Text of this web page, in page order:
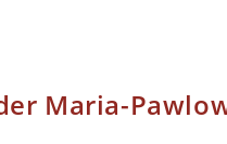
Maria-